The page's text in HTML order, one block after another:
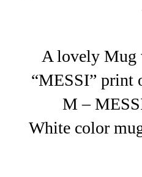
A lovely Mug
“MESSI” print
M –
White color